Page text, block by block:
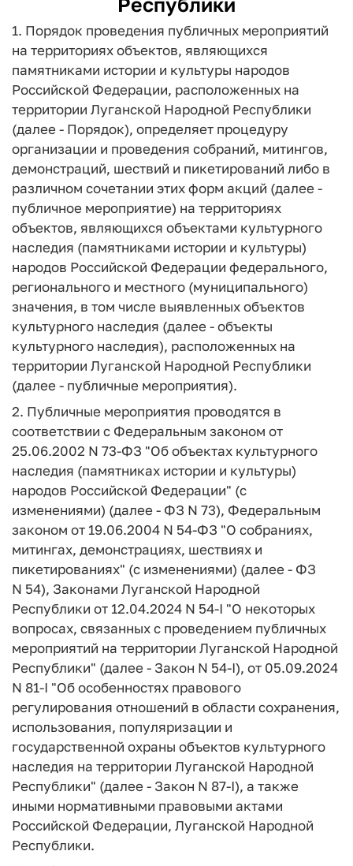
1. Порядок проведения публичных мероприятий
на территориях объектов, являющихся
памятниками истории и культуры народов
Российской Федерации, расположенных на
территории Луганской Народной Республики
(далее - Порядок), определяет процедуру
организации и проведения собраний, митингов,
демонстраций, шествий и пикетирований либо в
различном сочетании этих форм акций (далее -
публичное мероприятие) на территориях
объектов, являющихся объектами культурного
наследия (памятниками истории и культуры)
народов Российской Федерации федерального,
регионального и местного (муниципального)
значения, в том числе выявленных объектов
культурного наследия (далее - объекты
культурного наследия), расположенных на
территории Луганской Народной Республики
(далее - публичные мероприятия).
2. Публичные мероприятия проводятся в
соответствии с Федеральным законом от
25.06.2002 N 73-ФЗ "Об объектах культурного
наследия (памятниках истории и культуры)
народов Российской Федерации" (с
изменениями) (далее - ФЗ N 73), Федеральным
законом от 19.06.2004 N 54-ФЗ "О собраниях,
митингах, демонстрациях, шествиях и
пикетированиях" (с изменениями) (далее - ФЗ
N 54), Законами Луганской Народной
Республики от 12.04.2024 N 54-I "О некоторых
вопросах, связанных с проведением публичных
мероприятий на территории Луганской Народной
Республики" (далее - Закон N 54-I), от 05.09.2024
N 81-I "Об особенностях правового
регулирования отношений в области сохранения,
использования, популяризации и
государственной охраны объектов культурного
наследия на территории Луганской Народной
Республики" (далее - Закон N 87-I), а также
иными нормативными правовыми актами
Российской Федерации, Луганской Народной
Республики.